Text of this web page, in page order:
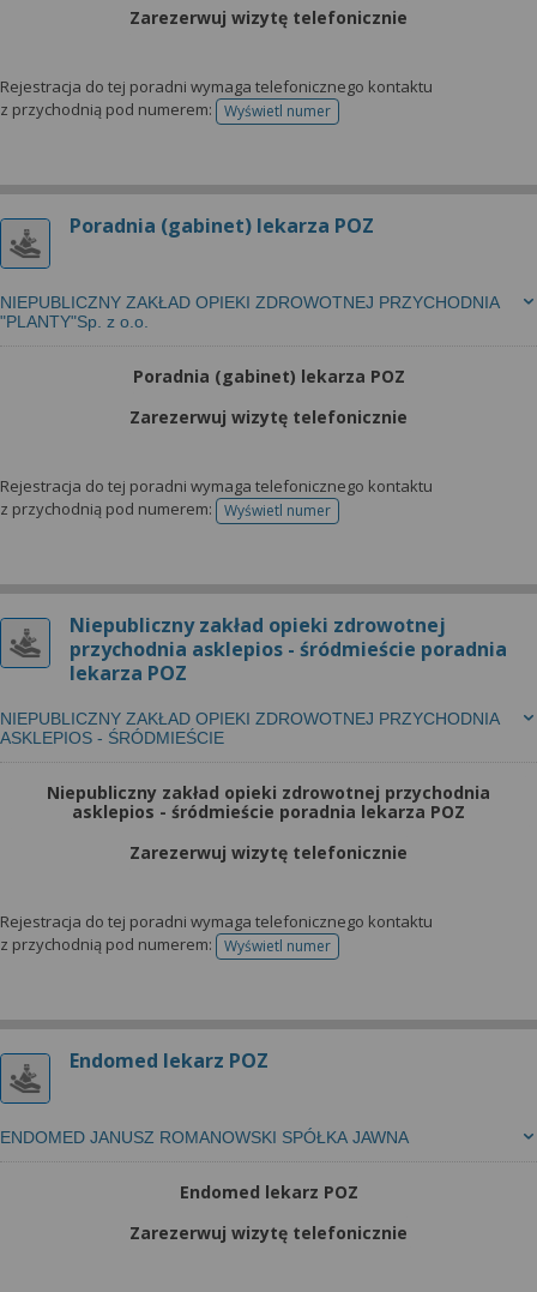
Zarezerwuj wizytę telefonicznie
Rejestracja do tej poradni wymaga telefonicznego kontaktu
z przychodnią pod numerem:
Wyświetl numertelefonu do rejestracji
Poradnia (gabinet) lekarza POZ
NIEPUBLICZNY ZAKŁAD OPIEKI ZDROWOTNEJ PRZYCHODNIA
"PLANTY"Sp. z o.o.
Poradnia (gabinet) lekarza POZ
Zarezerwuj wizytę telefonicznie
Rejestracja do tej poradni wymaga telefonicznego kontaktu
z przychodnią pod numerem:
Wyświetl numertelefonu do rejestracji
Niepubliczny zakład opieki zdrowotnej
przychodnia asklepios - śródmieście poradnia
lekarza POZ
NIEPUBLICZNY ZAKŁAD OPIEKI ZDROWOTNEJ PRZYCHODNIA
ASKLEPIOS - ŚRÓDMIEŚCIE
Niepubliczny zakład opieki zdrowotnej przychodnia
asklepios - śródmieście poradnia lekarza POZ
Zarezerwuj wizytę telefonicznie
Rejestracja do tej poradni wymaga telefonicznego kontaktu
z przychodnią pod numerem:
Wyświetl numertelefonu do rejestracji
Endomed lekarz POZ
ENDOMED JANUSZ ROMANOWSKI SPÓŁKA JAWNA
Endomed lekarz POZ
Zarezerwuj wizytę telefonicznie